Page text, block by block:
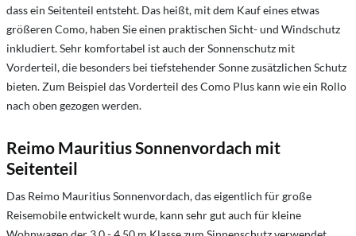
dass ein Seitenteil entsteht. Das heißt, mit dem Kauf eines etwas
größeren Como, haben Sie einen praktischen Sicht- und Windschutz
inkludiert. Sehr komfortabel ist auch der Sonnenschutz mit
Vorderteil, die besonders bei tiefstehender Sonne zusätzlichen Schutz
bieten. Zum Beispiel das Vorderteil des Como Plus kann wie ein Rollo
nach oben gezogen werden.
Reimo MauritiusSonnenvordach mit
Seitenteil
Das Reimo Mauritius Sonnenvordach, das eigentlich für große
Reisemobile entwickelt wurde, kann sehr gut auch für kleine